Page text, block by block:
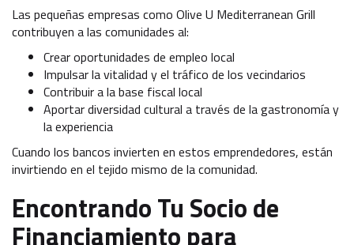
Las pequeñas empresas como Olive U Mediterranean Grill
contribuyen a las comunidades al:
Crear oportunidades de empleo local
Impulsar la vitalidad y el tráfico de los vecindarios
Contribuir a la base fiscal local
Aportar diversidad cultural a través de la gastronomía y
la experiencia
Cuando los bancos invierten en estos emprendedores, están
invirtiendo en el tejido mismo de la comunidad.
Encontrando Tu Socio de
Financiamiento para